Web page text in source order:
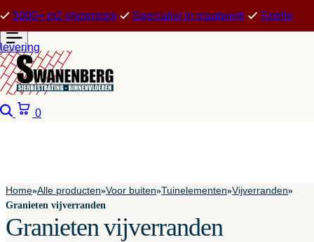
5000+ m2 showroom Specialist in maatwerk Snelle
levering
Zoeken
0
Home»Alle producten»Voor buiten»Tuinelementen»Vijverranden»
Granieten vijverranden
Granieten vijverranden